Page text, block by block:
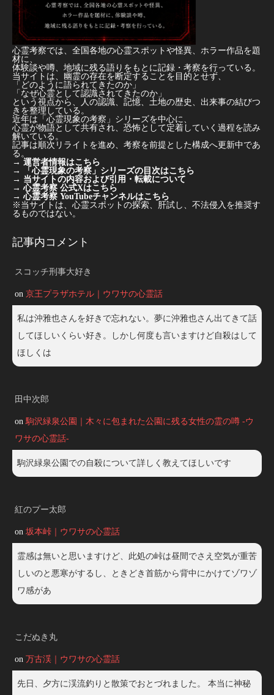
心霊考察では、全国各地の心霊スポットや怪異、ホラー作品を題
材に、
体験談や噂、地域に残る語りをもとに記録・考察を行っている。
当サイトは、幽霊の存在を断定することを目的とせず、
「どのように語られてきたのか」
「なぜ心霊として認識されてきたのか」
という視点から、人の認識、記憶、土地の歴史、出来事の結びつ
きを整理している。
近年は「心霊現象の考察」シリーズを中心に、
心霊が物語として共有され、恐怖として定着していく過程を読み
解いている。
記事は順次リライトを進め、考察を前提とした構成へ更新中であ
る。
→ 運営者情報はこちら
→
「心霊現象の考察」シリーズの目次はこちら
→ 当サイトの内容および引用・転載について
→ 心霊考察 公式Xはこちら
→ 心霊考察 YouTubeチャンネルはこちら
※当サイトは、心霊スポットの探索、肝試し、不法侵入を推奨す
るものではない。
記事内コメント
スコッチ刑事大好き
on 京王プラザホテル｜ウワサの心霊話
私は沖雅也さんを好きで忘れない。夢に沖雅也さん出てきて話
してほしいくらい好き。しかし何度も言いますけど自殺はして
ほしくは
田中次郎
on 駒沢緑泉公園｜木々に包まれた公園に残る女性の霊の噂 -ウ
ワサの心霊話-
駒沢緑泉公園での自殺について詳しく教えてほしいです
紅のプー太郎
on 坂本峠｜ウワサの心霊話
霊感は無いと思いますけど、此処の峠は昼間でさえ空気が重苦
しいのと悪寒がするし、ときどき首筋から背中にかけてゾワゾ
ワ感があ
こだぬき丸
on 万古渓｜ウワサの心霊話
先日、夕方に渓流釣りと散策でおとづれました。 本当に神秘